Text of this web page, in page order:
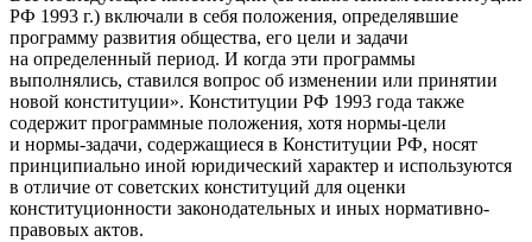
РФ 1993 г.) включали в себя положения, определявшие
программу развития общества, его цели и задачи
на определенный период. И когда эти программы
выполнялись, ставился вопрос об изменении или принятии
новой конституции». Конституции РФ 1993 года также
содержит программные положения, хотя нормы-цели
и нормы-задачи, содержащиеся в Конституции РФ, носят
принципиально иной юридический характер и используются
в отличие от советских конституций для оценки
конституционности законодательных и иных нормативно-
правовых актов.